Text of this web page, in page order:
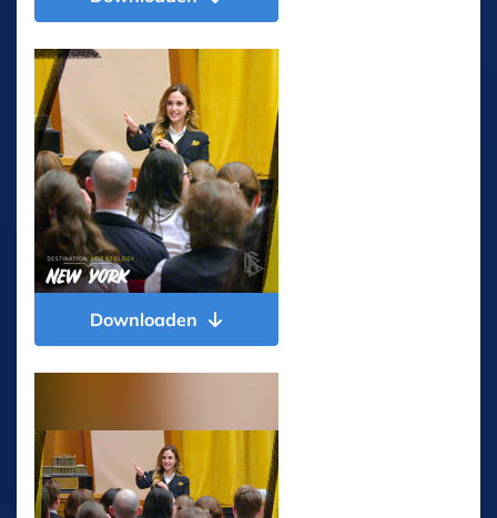
Downloaden